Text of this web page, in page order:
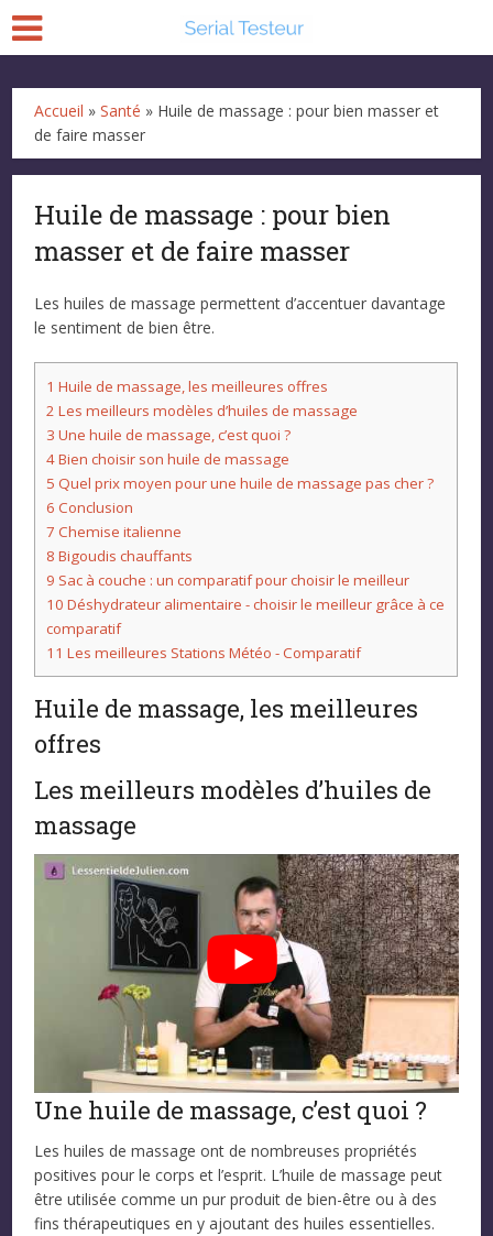
Accueil »Santé » Huile de massage : pour bien masser et
de faire masser
Huile de massage : pour bien
masser et de faire masser
Les huiles de massage permettent d’accentuer davantage
le sentiment de bien être.
1 Huile de massage, les meilleures offres
2 Les meilleurs modèles d’huiles de massage
3 Une huile de massage, c’est quoi ?
4Bien choisir son huile de massage
5 Quel prix moyen pour une huile de massage pas cher ?
6 Conclusion
7 Chemise italienne
8 Bigoudis chauffants
9 Sac à couche : un comparatif pour choisir le meilleur
10 Déshydrateur alimentaire - choisir le meilleur grâce à ce
comparatif
11 Les meilleures Stations Météo - Comparatif
Huile de massage, les meilleures
offres
Les meilleurs modèles d’huiles de
massage
Une huile de massage, c’est quoi ?
Les huiles de massage ont de nombreuses propriétés
positives pour le corps et l’esprit. L’huile de massage peut
être utilisée comme un pur produit de bien-être ou à des
fins thérapeutiques en y ajoutant des huiles essentielles.